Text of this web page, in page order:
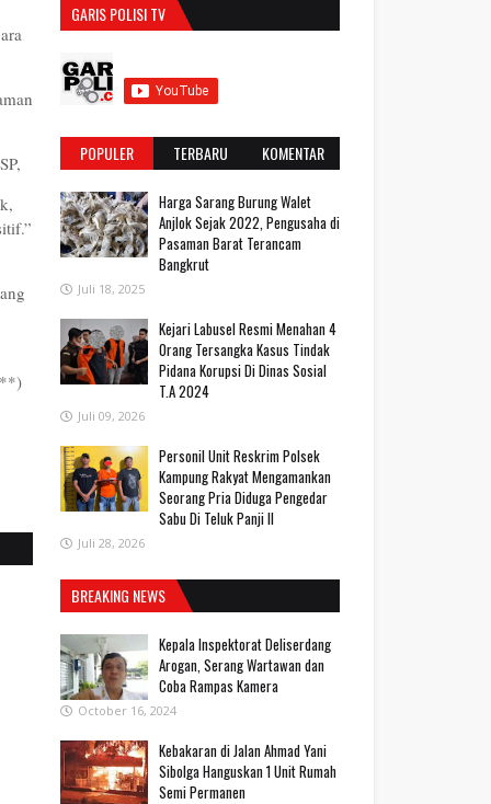
GARIS POLISI TV
POPULER TERBARU KOMENTAR
Harga Sarang Burung Walet
Anjlok Sejak 2022, Pengusaha di
Pasaman Barat Terancam
Bangkrut
Juli 18, 2025
‎Kejari Labusel Resmi Menahan 4
Orang Tersangka Kasus Tindak
Pidana Korupsi Di Dinas Sosial
T.A 2024
Juli 09, 2026
Personil Unit Reskrim Polsek
Kampung Rakyat Mengamankan
Seorang Pria Diduga Pengedar
Sabu Di Teluk Panji II
Juli 28, 2026
BREAKING NEWS
Kepala Inspektorat Deliserdang
Arogan, Serang Wartawan dan
Coba Rampas Kamera
October 16, 2024
Kebakaran di Jalan Ahmad Yani
Sibolga Hanguskan 1 Unit Rumah
Semi Permanen